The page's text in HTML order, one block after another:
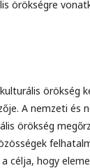
örökségre
örökség
A nemzeti és
örökség
célja, hogy